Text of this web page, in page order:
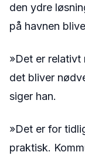
den ydre
på havnen
»Det er relativt
det bliver
siger han.
»Det er for
praktisk.